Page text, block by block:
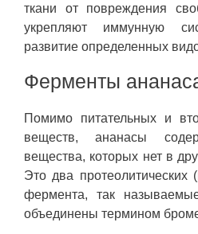
ткани от повреждения
укрепляют иммунную
развитие определенных
Ферменты
Помимо питательных и
веществ, ананасы
вещества, которых нет в
Это два
фермента, так
объединены термином